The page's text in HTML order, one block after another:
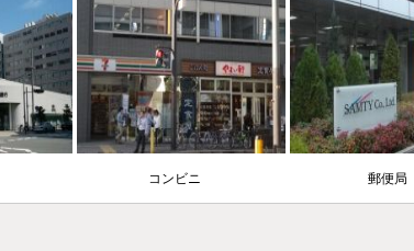
コンビニ 郵便局